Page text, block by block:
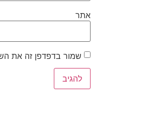
אתר
שמור בדפדפן זה את